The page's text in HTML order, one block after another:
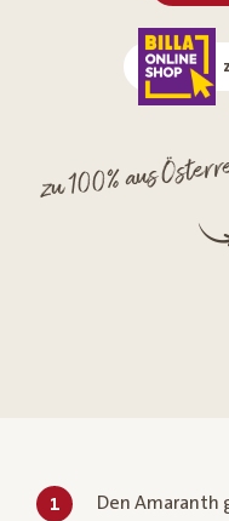
zu 100% aus
1
Den Amaranth